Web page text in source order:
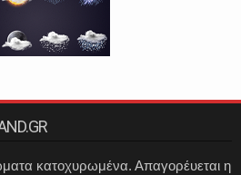
κατοχυρωμένα. Απαγορέυεται η